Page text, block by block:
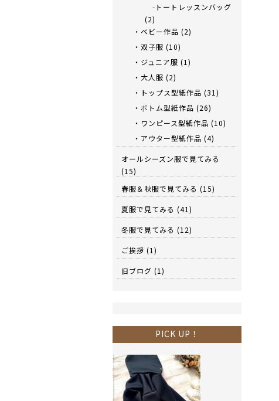
-トートレッスンバッグ
(2)
・ベビー作品 (2)
・双子服 (10)
・ジュニア服 (1)
・大人服 (2)
・トップス型紙作品 (31)
・ボトム型紙作品 (26)
・ワンピース型紙作品 (10)
・アウター型紙作品 (4)
オールシーズン服で見てみる
(15)
春服＆秋服で見てみる (15)
夏服で見てみる (41)
冬服で見てみる (12)
ご挨拶 (1)
旧ブログ (1)
PICK UP！